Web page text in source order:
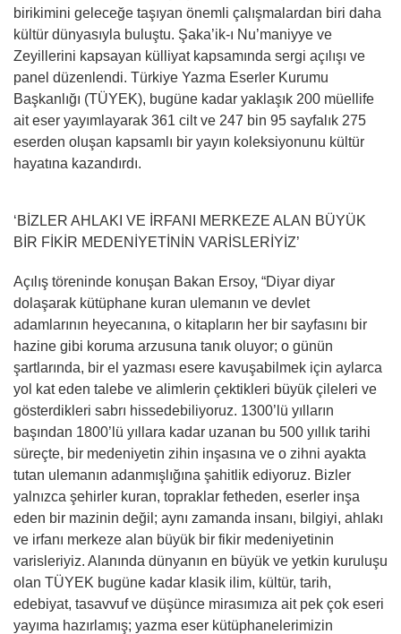
birikimini geleceğe taşıyan önemli çalışmalardan biri daha
kültür dünyasıyla buluştu. Şaka’ik-ı Nu’maniyye ve
Zeyillerini kapsayan külliyat kapsamında sergi açılışı ve
panel düzenlendi. Türkiye Yazma Eserler Kurumu
Başkanlığı (TÜYEK), bugüne kadar yaklaşık 200 müellife
ait eser yayımlayarak 361 cilt ve 247 bin 95 sayfalık 275
eserden oluşan kapsamlı bir yayın koleksiyonunu kültür
hayatına kazandırdı.
‘BİZLER AHLAKI VE İRFANI MERKEZE ALAN BÜYÜK
BİR FİKİR MEDENİYETİNİN VARİSLERİYİZ’
Açılış töreninde konuşan Bakan Ersoy, “Diyar diyar
dolaşarak kütüphane kuran ulemanın ve devlet
adamlarının heyecanına, o kitapların her bir sayfasını bir
hazine gibi koruma arzusuna tanık oluyor; o günün
şartlarında, bir el yazması esere kavuşabilmek için aylarca
yol kat eden talebe ve alimlerin çektikleri büyük çileleri ve
gösterdikleri sabrı hissedebiliyoruz. 1300’lü yılların
başından 1800’lü yıllara kadar uzanan bu 500 yıllık tarihi
süreçte, bir medeniyetin zihin inşasına ve o zihni ayakta
tutan ulemanın adanmışlığına şahitlik ediyoruz. Bizler
yalnızca şehirler kuran, topraklar fetheden, eserler inşa
eden bir mazinin değil; aynı zamanda insanı, bilgiyi, ahlakı
ve irfanı merkeze alan büyük bir fikir medeniyetinin
varisleriyiz. Alanında dünyanın en büyük ve yetkin kuruluşu
olan TÜYEK bugüne kadar klasik ilim, kültür, tarih,
edebiyat, tasavvuf ve düşünce mirasımıza ait pek çok eseri
yayıma hazırlamış; yazma eser kütüphanelerimizin